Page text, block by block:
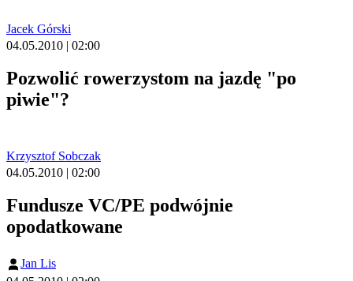
Jacek Górski
04.05.2010 | 02:00
Pozwolić rowerzystom na jazdę "po
piwie"?
Krzysztof Sobczak
04.05.2010 | 02:00
Fundusze VC/PE podwójnie
opodatkowane
Jan Lis